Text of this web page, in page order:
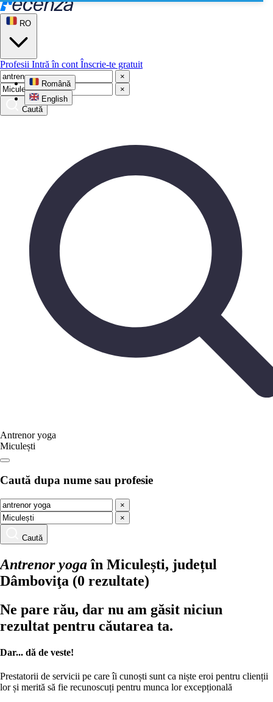
RO
Română
English
Profesii Intră în cont Înscrie-te gratuit
×
×
Caută
Antrenor yoga
Miculești
Caută dupa nume sau profesie
×
×
Caută
Antrenor yogaîn Miculești, județul
Dâmboviţa (0 rezultate)
Ne pare rău, dar nu am găsit niciun
rezultat pentru căutarea ta.
Dar... dă de veste!
Prestatorii de servicii pe care îi cunoști sunt ca niște eroi pentru clienții
lor și merită să fie recunoscuți pentru munca lor excepțională